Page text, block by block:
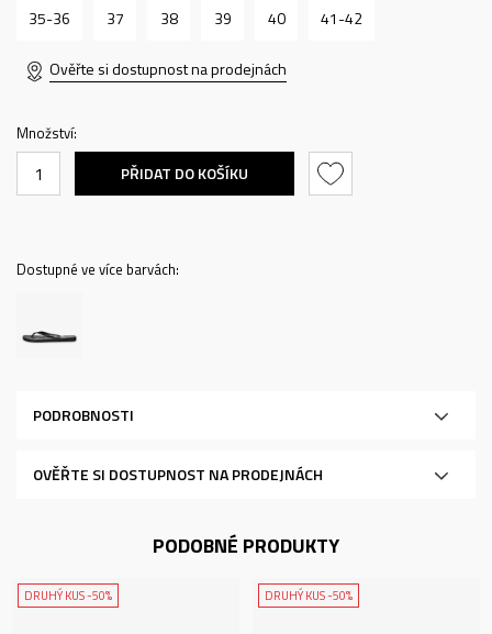
35-36 37 38 39 40 41-42
Ověřte si dostupnost na prodejnách
Množství:
PŘIDAT DO KOŠÍKU
Dostupné ve více barvách:
PODROBNOSTI
OVĚŘTE SI DOSTUPNOST NA PRODEJNÁCH
PODOBNÉ PRODUKTY
DRUHÝ KUS -50% DRUHÝ KUS -50%